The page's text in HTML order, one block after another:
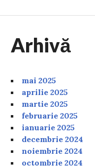
Arhivă
mai 2025
aprilie 2025
martie 2025
februarie 2025
ianuarie 2025
decembrie 2024
noiembrie 2024
octombrie 2024